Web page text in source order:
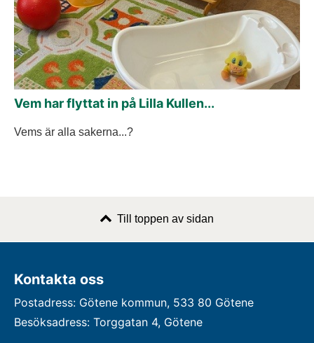
Vem har flyttat in på Lilla Kullen...
Vems är alla sakerna...?
Till toppen av sidan
Kontakta oss
Postadress: Götene kommun, 533 80 Götene
Besöksadress: Torggatan 4, Götene